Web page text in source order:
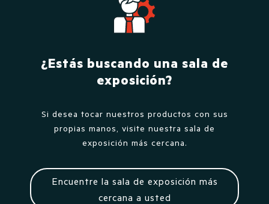
¿Estás buscando una sala de
exposición?
Si desea tocar nuestros productos con sus
propias manos, visite nuestra sala de
exposición más cercana.
Encuentre la sala de exposición más
cercana a usted